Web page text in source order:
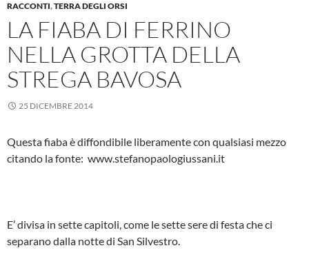
RACCONTI,TERRA DEGLI ORSI
LA FIABA DI FERRINO
NELLA GROTTA DELLA
STREGA BAVOSA
25 DICEMBRE 2014
Questa fiaba è diffondibile liberamente con qualsiasi mezzo
citando la fonte: www.stefanopaologiussani.it
E’ divisa in sette capitoli, come le sette sere di festa che ci
separano dalla notte di San Silvestro.